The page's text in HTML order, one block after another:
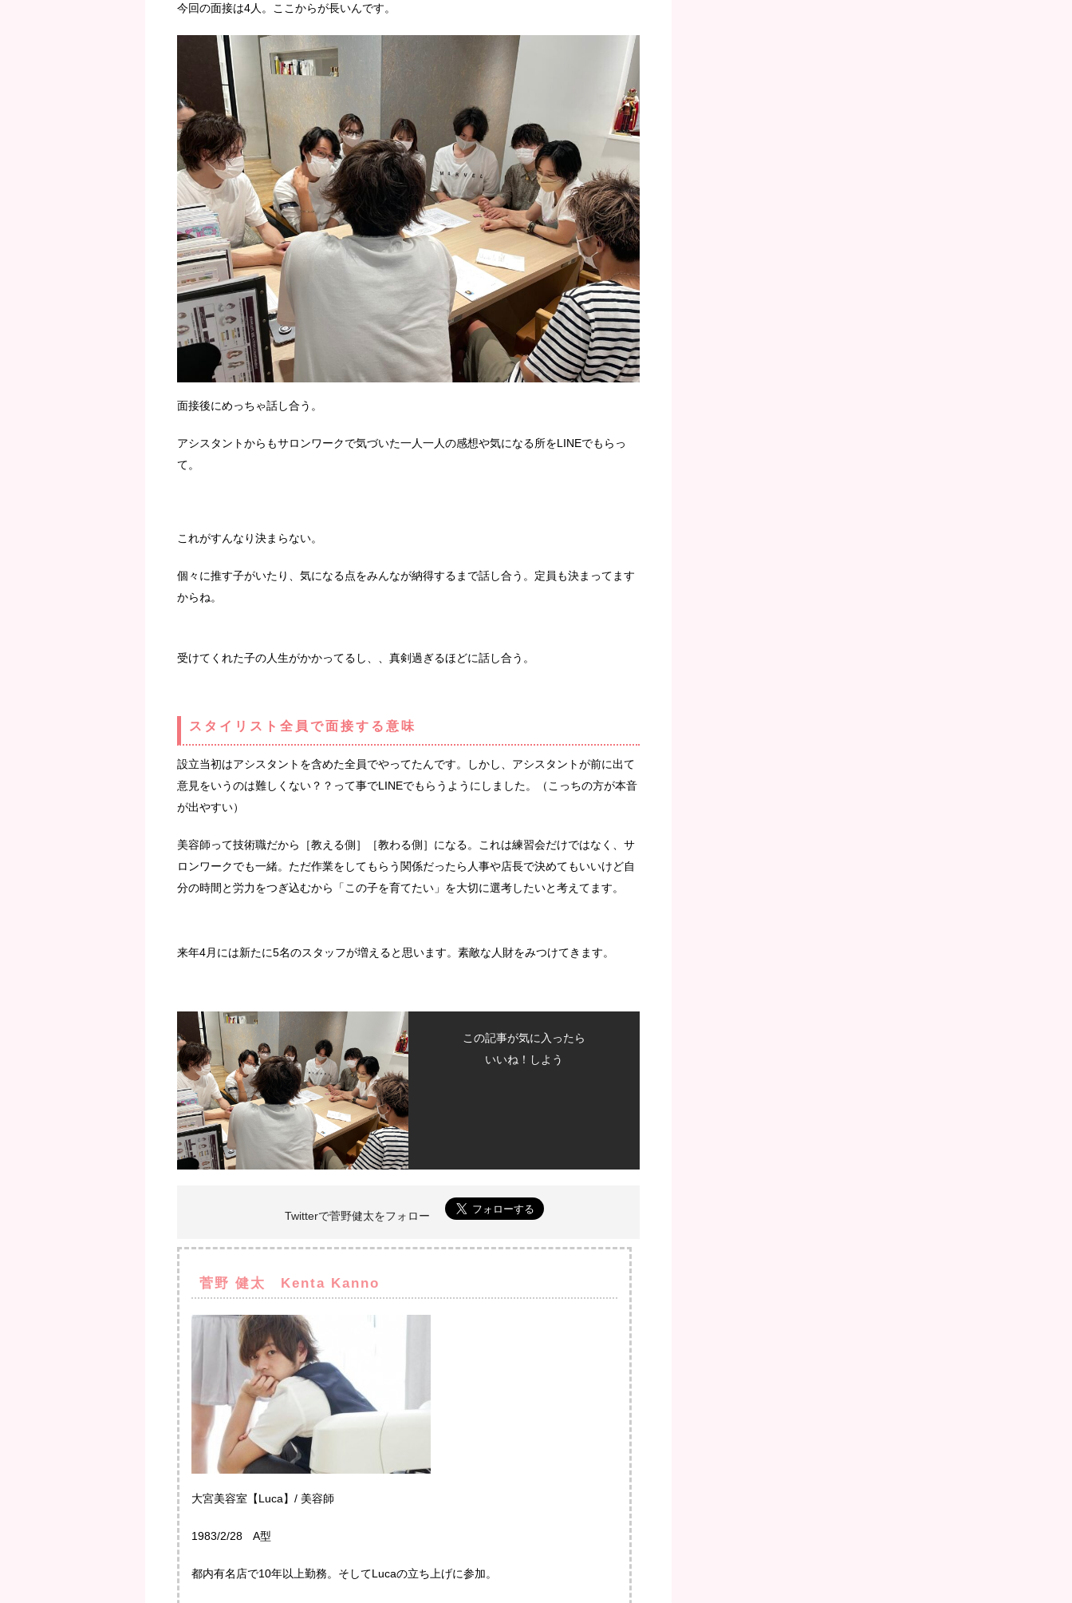
今回の面接は4人。ここからが長いんです。
面接後にめっちゃ話し合う。
アシスタントからもサロンワークで気づいた一人一人の感想や気になる所をLINEでもらっ
て。
これがすんなり決まらない。
個々に推す子がいたり、気になる点をみんなが納得するまで話し合う。定員も決まってます
からね。
受けてくれた子の人生がかかってるし、、真剣過ぎるほどに話し合う。
スタイリスト 全員で面接する意味
設立当初はアシスタントを含めた全員でやってたんです。しかし、アシスタントが前に出て
意見をいうのは難しくない？？って事でLINEでもらうようにしました。（こっちの方が本音
が出やすい）
美容師って技術職だから［教える側］［教わる側］になる。これは練習会だけではなく、サ
ロンワークでも一緒。ただ作業をしてもらう関係だったら人事や店長で決めてもいいけど自
分の時間と労力をつぎ込むから「この子を育てたい」を大切に選考したいと考えてます。
来年4月には新たに5名のスタッフが増えると思います。素敵な人財をみつけてきます。
この記事が気に入ったら
いいね！しよう
Twitterで菅野健太をフォロー
菅野 健太 Kenta Kanno
大宮美容室【Luca】/ 美容師
1983/2/28 A型
都内有名店で10年以上勤務。そしてLucaの立ち上げに参加。